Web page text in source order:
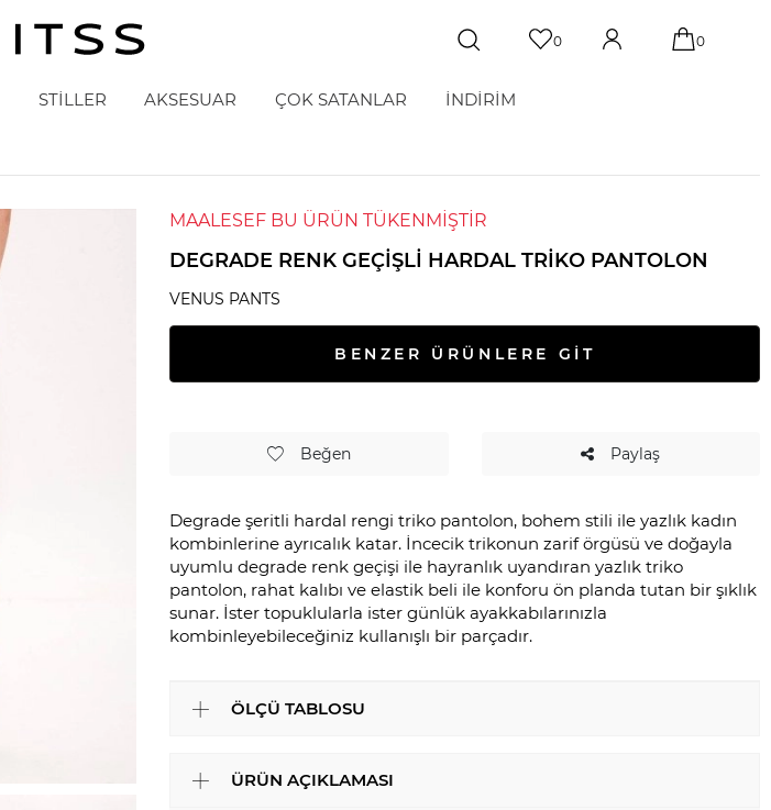
0 0
STİLLER AKSESUAR ÇOK SATANLAR İNDİRİM
MAALESEF BU ÜRÜN TÜKENMİŞTİR
DEGRADE RENK GEÇIŞLI HARDAL TRIKO PANTOLON
VENUS PANTS
BENZER ÜRÜNLERE GİT
Beğen Paylaş
Degrade şeritli hardal rengi triko pantolon, bohem stili ile yazlık kadın
kombinlerine ayrıcalık katar. İncecik trikonun zarif örgüsü ve doğayla
uyumlu degrade renk geçişi ile hayranlık uyandıran yazlık triko
pantolon, rahat kalıbı ve elastik beli ile konforu ön planda tutan bir şıklık
sunar. İster topuklularla ister günlük ayakkabılarınızla
kombinleyebileceğiniz kullanışlı bir parçadır.
ÖLÇÜ TABLOSU
ÜRÜN AÇIKLAMASI